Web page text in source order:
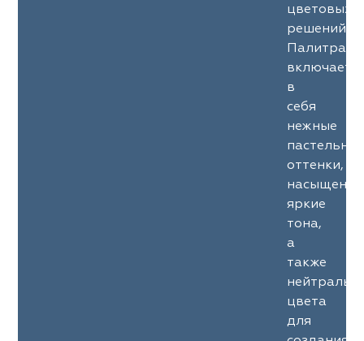
цветовых
решений.
Палитра
включает
в
себя
нежные
оттенки,
яркие
тона,
а
также
цвета
для